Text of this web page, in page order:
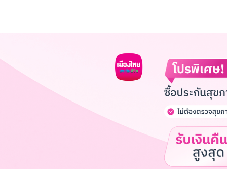
CLOUD POCKET
วิธีสร้าง Cloud Pocket
การตั้งค่า Cloud Pocket
วิธีการจัดลำดับ
โฟลเดอร์จัด Cloud Pocket
ปรับแต่ง Cloud Pocket
แผ่นออมเงิน
วิธีสร้างแผ่นออมเงิน
เริ่มออมด้วยแผ่นออมเงิน
CLOUD POCKET ร่วม
ชวนเพื่อนเข้า Cloud Pocket